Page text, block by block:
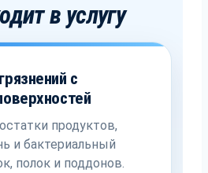
в услугу
с
продуктов,
и бактериальный
полок и поддонов.